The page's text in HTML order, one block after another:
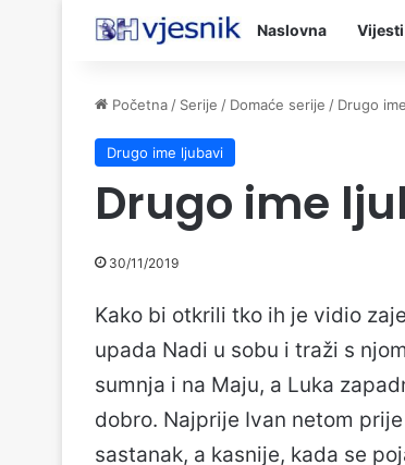
Naslovna Vijesti
Početna / Serije / Domaće serije / Drugo
Drugo ime ljubavi
Drugo ime
30/11/2019
Kako bi otkrili tko ih je vidio
upada Nadi u sobu i traži s
sumnja i na Maju, a Luka
dobro. Najprije Ivan netom
sastanak, a kasnije, kada se